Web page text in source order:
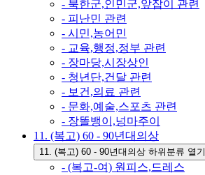
- 북한군,인민군,앞잡이 관련
- 피난민 관련
- 시민,농어민
- 교육,행정,정부 관련
- 장마당,시장상인
- 청년단,건달 관련
- 보건,의료 관련
- 문화,예술,스포츠 관련
- 장똘뱅이,넝마주이
11. (복고) 60 - 90년대의상
11. (복고) 60 - 90년대의상 하위분류 열기
- (복고-여) 원피스,드레스